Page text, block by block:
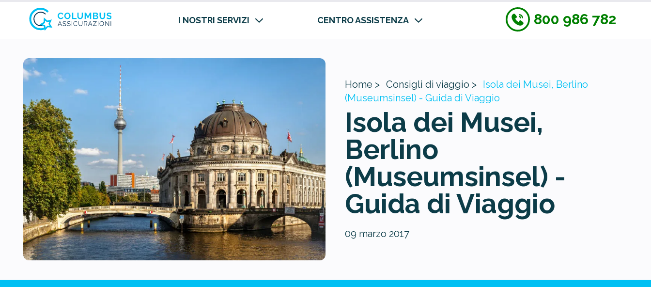
I NOSTRI SERVIZI CENTRO ASSISTENZA 800 986 782
Home > Consigli di viaggio > Isola dei Musei, Berlino
(Museumsinsel) - Guida di Viaggio
Isola dei Musei,
Berlino
(Museumsinsel) -
Guida di Viaggio
09 marzo 2017